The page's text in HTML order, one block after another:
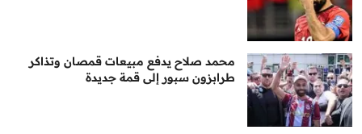
محمد صلاح يدفع مبيعات قمصان وتذاكر
طرابزون سبور إلى قمة جديدة